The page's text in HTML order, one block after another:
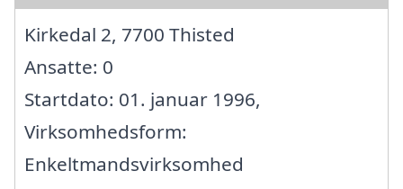
Kirkedal 2, 7700 Thisted
Ansatte: 0
Startdato: 01. januar 1996,
Virksomhedsform:
Enkeltmandsvirksomhed